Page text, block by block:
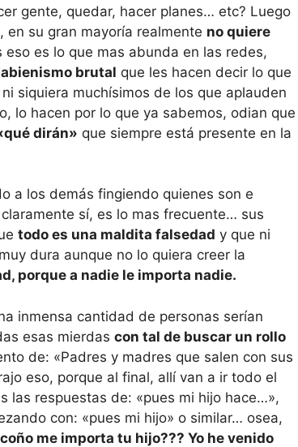
gente, quedar, hacer planes… etc? Luego
su gran mayoría realmente no quiere
eso es lo que mas abunda en las redes,
brutal que les hacen decir lo que
siquiera muchísimos de los que aplauden
lo hacen por lo que ya sabemos, odian que
dirán» que siempre está presente en la
a los demás fingiendo quienes son e
sí, es lo mas frecuente… sus
todo es una maldita falsedad y que ni
dura aunque no lo quiera creer la
porque a nadie le importa nadie.
inmensa cantidad de personas serían
esas mierdas con tal de buscar un rollo
de: «Padres y madres que salen con sus
eso, porque al final, allí van a ir todo el
las respuestas de: «pues mi hijo hace…»,
con: «pues mi hijo» o similar… osea,
me importa tu hijo??? Yo he venido